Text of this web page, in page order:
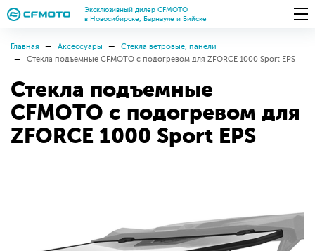
Эксклюзивный дилер CFMOTO
в Новосибирске, Барнауле и Бийске
Главная Аксессуары
Стекла ветровые, панели
Стекла подъемные CFMOTO с подогревом для ZFORCE 1000 Sport EPS
Стекла подъемные
CFMOTO с подогревом для
ZFORCE 1000 Sport EPS